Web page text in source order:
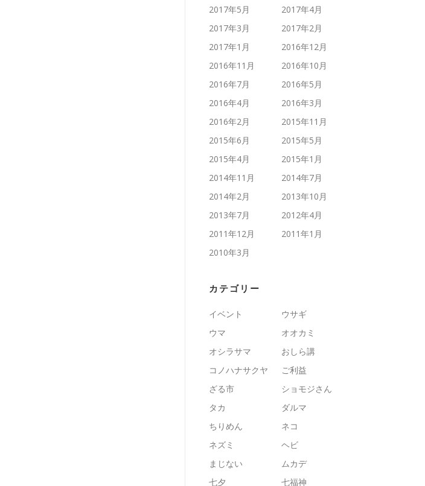
2017年5月
2017年4月
2017年3月
2017年2月
2017年1月
2016年12月
2016年11月
2016年10月
2016年7月
2016年5月
2016年4月
2016年3月
2016年2月
2015年11月
2015年6月
2015年5月
2015年4月
2015年1月
2014年11月
2014年7月
2014年2月
2013年10月
2013年7月
2012年4月
2011年12月
2011年1月
2010年3月
カテゴリー
イベント
ウサギ
ウマ
オオカミ
オシラサマ
おしら講
コノハナサクヤ
ご利益
ざる市
ショモジさん
タカ
ダルマ
ちりめん
ネコ
ネズミ
ヘビ
まじない
ムカデ
七夕
七福神